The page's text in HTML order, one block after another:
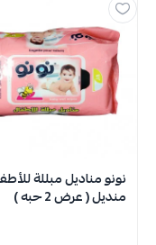
لا
منديل ( عرض 2 حبه )